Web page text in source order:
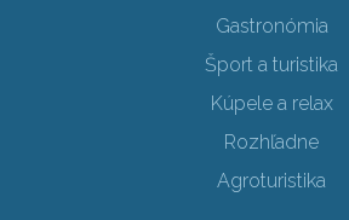
Gastronómia
Šport a turistika
Kúpele a relax
Rozhľadne
Agroturistika